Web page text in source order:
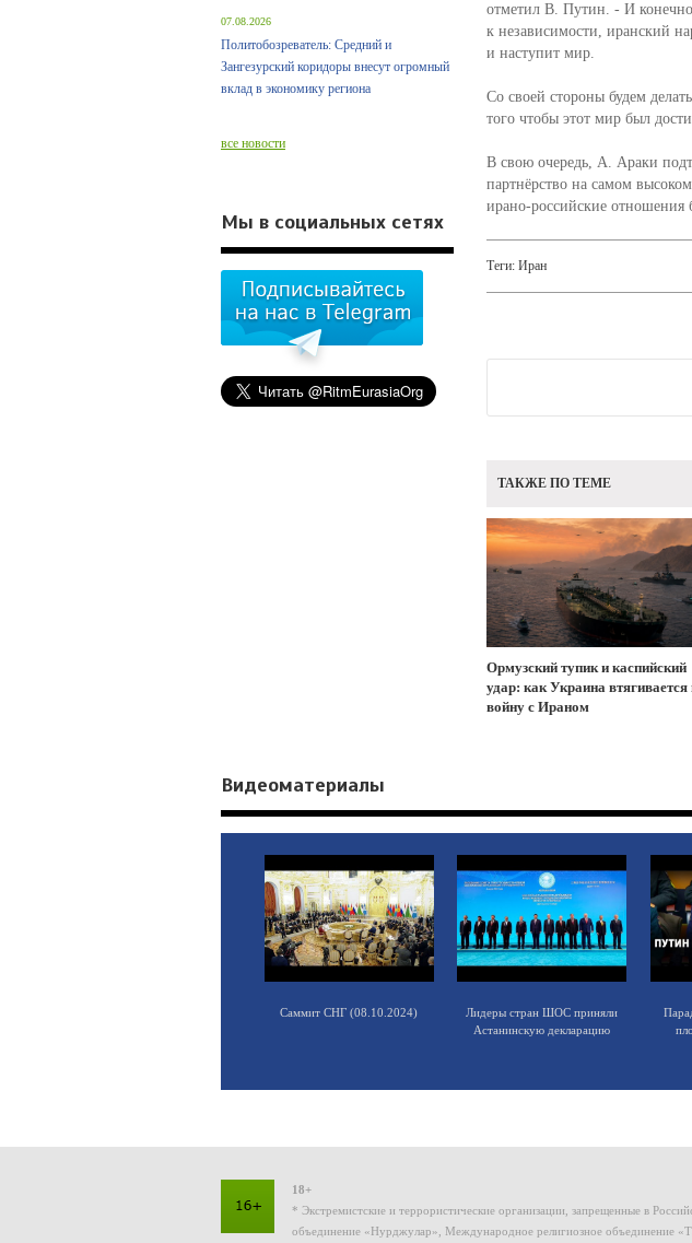
отметил В. Путин. - И
к независимости, иранский
и наступит мир.
Со своей стороны будем
того чтобы этот мир был
В свою очередь, А. Араки
партнёрство на самом
ирано-российские отношения
Теги: Иран
ТАКЖЕ ПО ТЕМЕ
Ормузский тупик и каспийский
удар: как Украина втягивается
войну с Ираном
07.08.2026
Политобозреватель: Средний и
Зангезурский коридоры внесут огромный
вклад в экономику региона
все новости
Мы в социальных сетях
Видеоматериалы
Саммит СНГ (08.10.2024)
Лидеры стран ШОС приняли
Астанинскую декларацию
18+
* Экстремистские и террористические организации, запрещенные в
объединение «Нурджулар», Международное религиозное объединение